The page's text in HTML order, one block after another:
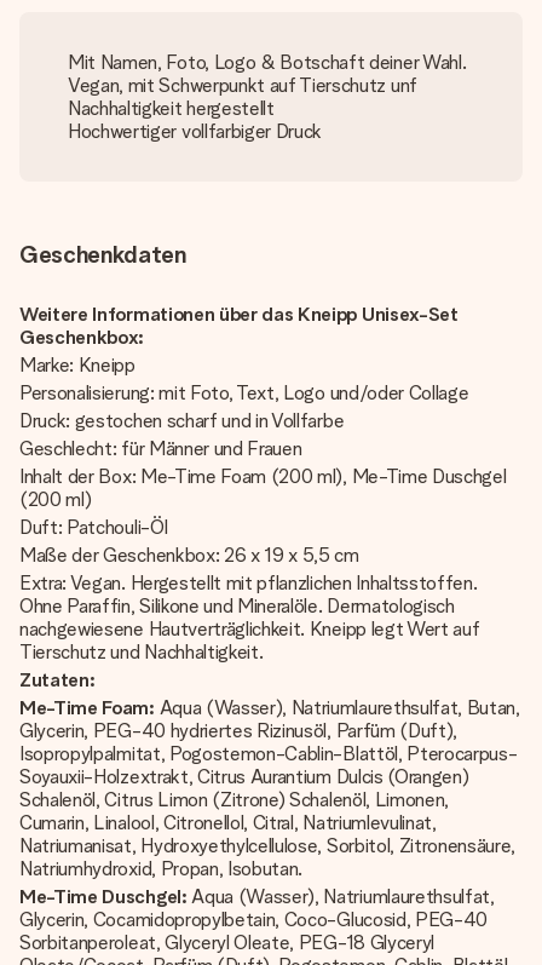
Mit Namen, Foto, Logo & Botschaft deiner Wahl.
Vegan, mit Schwerpunkt auf Tierschutz unf
Nachhaltigkeit hergestellt
Hochwertiger vollfarbiger Druck
Geschenkdaten
Weitere Informationen über das Kneipp Unisex-Set
Geschenkbox:
Marke: Kneipp
Personalisierung: mit Foto, Text, Logo und/oder Collage
Druck: gestochen scharf und in Vollfarbe
Geschlecht: für Männer und Frauen
Inhalt der Box: Me-Time Foam (200 ml), Me-Time Duschgel
(200 ml)
Duft: Patchouli-Öl
Maße der Geschenkbox: 26 x 19 x 5,5 cm
Extra: Vegan. Hergestellt mit pflanzlichen Inhaltsstoffen.
Ohne Paraffin, Silikone und Mineralöle. Dermatologisch
nachgewiesene Hautverträglichkeit. Kneipp legt Wert auf
Tierschutz und Nachhaltigkeit.
Zutaten:
Me-Time Foam: Aqua (Wasser), Natriumlaurethsulfat, Butan,
Glycerin, PEG-40 hydriertes Rizinusöl, Parfüm (Duft),
Isopropylpalmitat, Pogostemon-Cablin-Blattöl, Pterocarpus-
Soyauxii-Holzextrakt, Citrus Aurantium Dulcis (Orangen)
Schalenöl, Citrus Limon (Zitrone) Schalenöl, Limonen,
Cumarin, Linalool, Citronellol, Citral, Natriumlevulinat,
Natriumanisat, Hydroxyethylcellulose, Sorbitol, Zitronensäure,
Natriumhydroxid, Propan, Isobutan.
Me-Time Duschgel: Aqua (Wasser), Natriumlaurethsulfat,
Glycerin, Cocamidopropylbetain, Coco-Glucosid, PEG-40
Sorbitanperoleat, Glyceryl Oleate, PEG-18 Glyceryl